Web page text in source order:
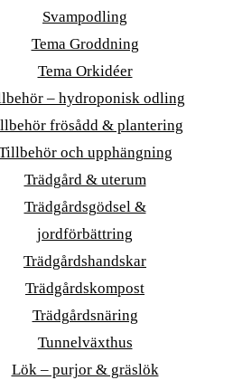
Svampodling
Tema Groddning
Tema Orkidéer
– hydroponisk odling
frösådd & plantering
och upphängning
Trädgård & uterum
Trädgårdsgödsel &
jordförbättring
Trädgårdshandskar
Trädgårdskompost
Trädgårdsnäring
Tunnelväxthus
Lök – purjor & gräslök